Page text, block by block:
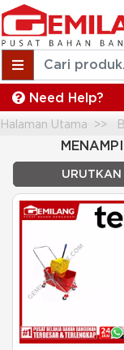
Need Help?
Halaman Utama
URUTKAN